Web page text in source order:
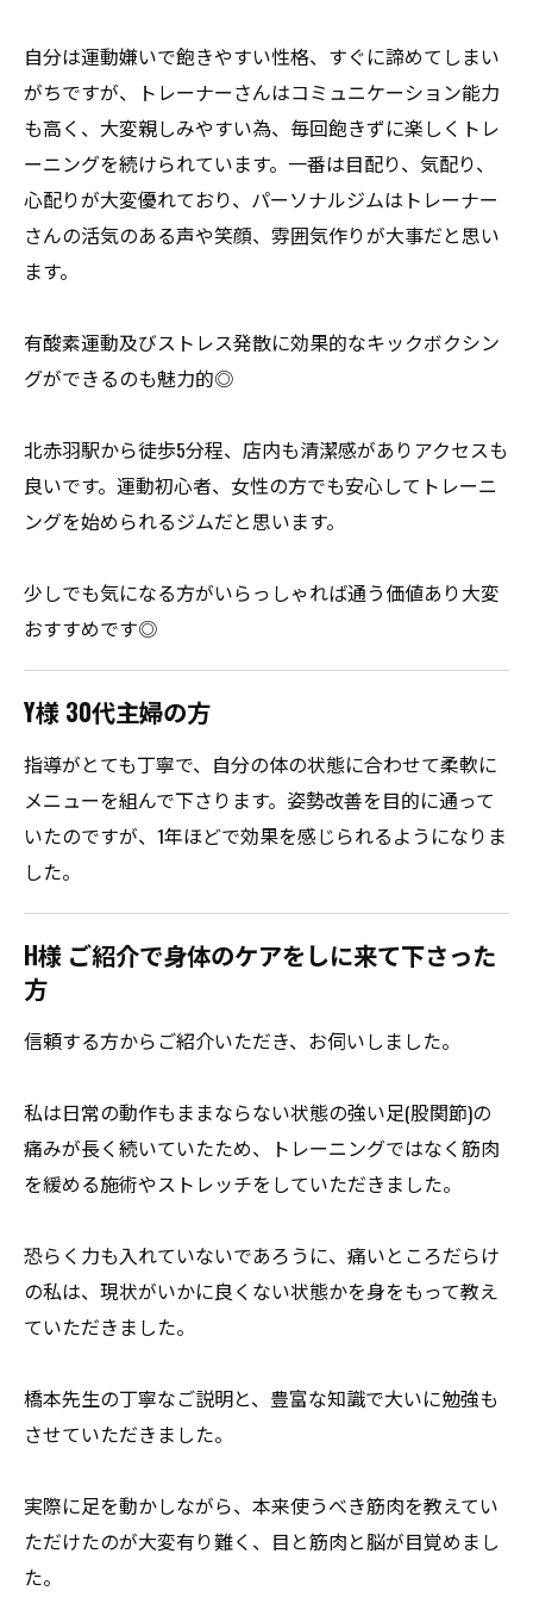
自分は運動嫌いで飽きやすい性格、すぐに諦めてしまい
がちですが、トレーナーさんはコミュニケーション能力
も高く、大変親しみやすい為、毎回飽きずに楽しくトレ
ーニングを続けられています。一番は目配り、気配り、
心配りが大変優れており、パーソナルジムはトレーナー
さんの活気のある声や笑顔、雰囲気作りが大事だと思い
ます。
有酸素運動及びストレス発散に効果的なキックボクシン
グができるのも魅力的◎
北赤羽駅から徒歩5分程、店内も清潔感がありアクセスも
良いです。運動初心者、女性の方でも安心してトレーニ
ングを始められるジムだと思います。
少しでも気になる方がいらっしゃれば通う価値あり大変
おすすめです◎
Y様 30代主婦の方
指導がとても丁寧で、自分の体の状態に合わせて柔軟に
メニューを組んで下さります。姿勢改善を目的に通って
いたのですが、1年ほどで効果を感じられるようになりま
した。
H様 ご紹介で身体のケアをしに来て下さった
方
信頼する方からご紹介いただき、お伺いしました。
私は日常の動作もままならない状態の強い足(股関節)の
痛みが長く続いていたため、トレーニングではなく筋肉
を緩める施術やストレッチをしていただきました。
恐らく力も入れていないであろうに、痛いところだらけ
の私は、現状がいかに良くない状態かを身をもって教え
ていただきました。
橋本先生の丁寧なご説明と、豊富な知識で大いに勉強も
させていただきました。
実際に足を動かしながら、本来使うべき筋肉を教えてい
ただけたのが大変有り難く、目と筋肉と脳が目覚めまし
た。